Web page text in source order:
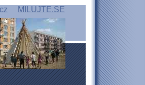
MILUJTE.SE